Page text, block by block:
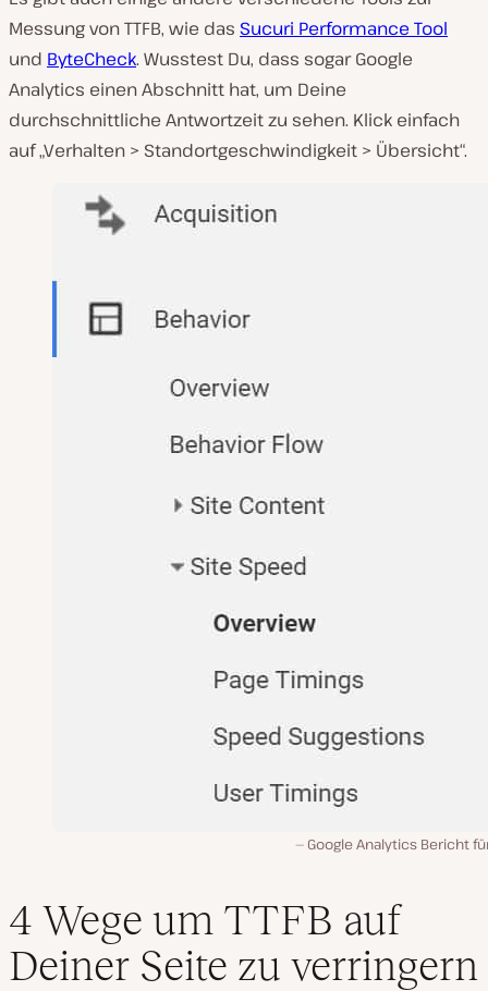
Messung von TTFB, wie das Sucuri Performance Tool
und ByteCheck. Wusstest Du, dass sogar Google
Analytics einen Abschnitt hat, um Deine
durchschnittliche Antwortzeit zu sehen. Klick einfach
auf „Verhalten > Standortgeschwindigkeit > Übersicht“.
Google Analytics Bericht für
4 Wege um TTFB auf
Deiner Seite zu verringern